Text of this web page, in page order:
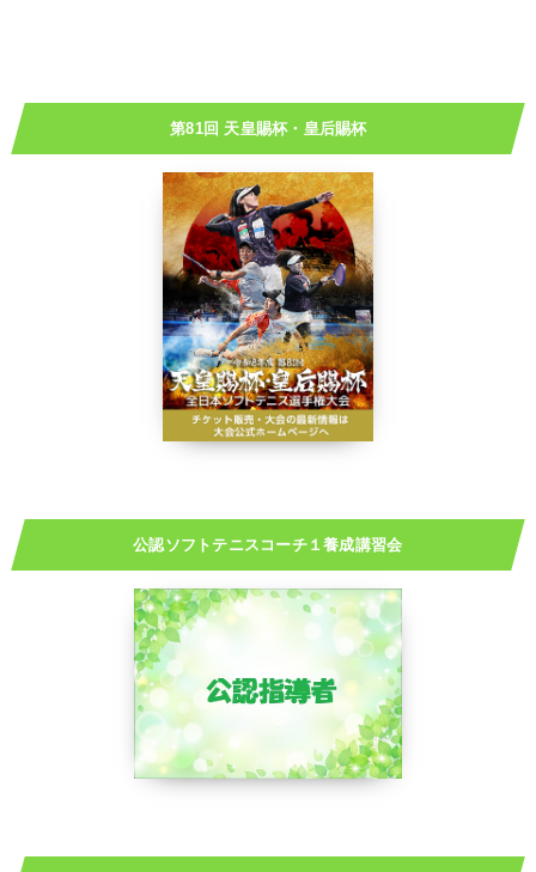
第81回 天皇賜杯・皇后賜杯
公認ソフトテニスコーチ１養成講習会